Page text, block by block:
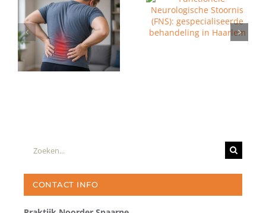
Zoeken
CONTACT INFO